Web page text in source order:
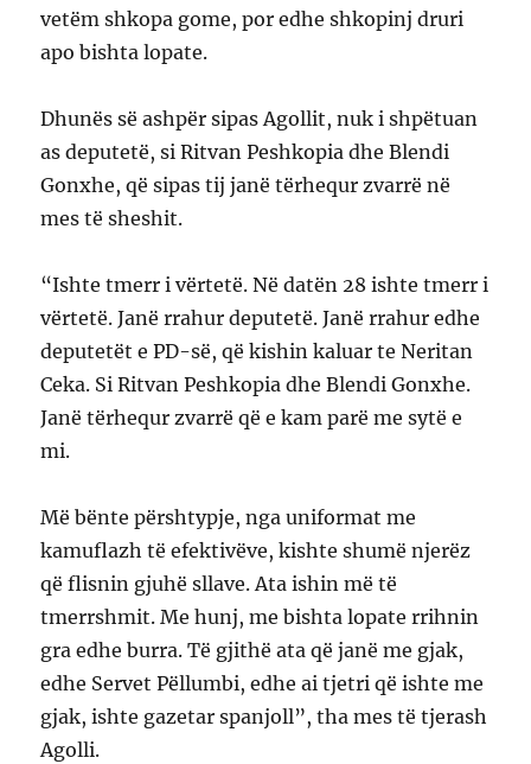
vetëm shkopa gome, por edhe shkopinj druri
apo bishta lopate.
Dhunës së ashpër sipas Agollit, nuk i shpëtuan
as deputetë, si Ritvan Peshkopia dhe Blendi
Gonxhe, që sipas tij janë tërhequr zvarrë në
mes të sheshit.
“Ishte tmerr i vërtetë. Në datën 28 ishte tmerr i
vërtetë. Janë rrahur deputetë. Janë rrahur edhe
deputetët e PD-së, që kishin kaluar te Neritan
Ceka. Si Ritvan Peshkopia dhe Blendi Gonxhe.
Janë tërhequr zvarrë që e kam parë me sytë e
mi.
Më bënte përshtypje, nga uniformat me
kamuflazh të efektivëve, kishte shumë njerëz
që flisnin gjuhë sllave. Ata ishin më të
tmerrshmit. Me hunj, me bishta lopate rrihnin
gra edhe burra. Të gjithë ata që janë me gjak,
edhe Servet Pëllumbi, edhe ai tjetri që ishte me
gjak, ishte gazetar spanjoll”, tha mes të tjerash
Agolli.